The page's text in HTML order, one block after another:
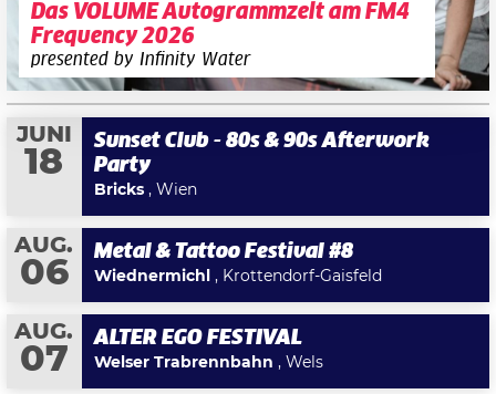
Das VOLUME Autogrammzelt am FM4
Frequency 2026
presented by Infinity Water
JUNI
18
Sunset Club - 80s & 90s Afterwork
Party
Bricks , Wien
AUG.
06
Metal & Tattoo Festival #8
Wiednermichl , Krottendorf-Gaisfeld
AUG.
07
ALTER EGO FESTIVAL
Welser Trabrennbahn , Wels